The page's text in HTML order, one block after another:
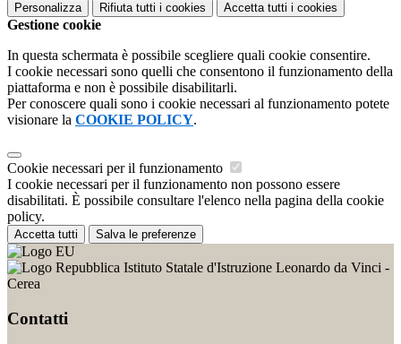
Personalizza Rifiuta tutti i cookies Accetta tutti i cookies
Gestione cookie
In questa schermata è possibile scegliere quali cookie consentire.
I cookie necessari sono quelli che consentono il funzionamento della
piattaforma e non è possibile disabilitarli.
Per conoscere quali sono i cookie necessari al funzionamento potete
visionare la COOKIE POLICY.
Cookie necessari per il funzionamento
I cookie necessari per il funzionamento non possono essere
disabilitati. È possibile consultare l'elenco nella pagina della cookie
policy.
Accetta tutti Salva le preferenze
Istituto Statale d'Istruzione Leonardo da Vinci -
Cerea
Contatti